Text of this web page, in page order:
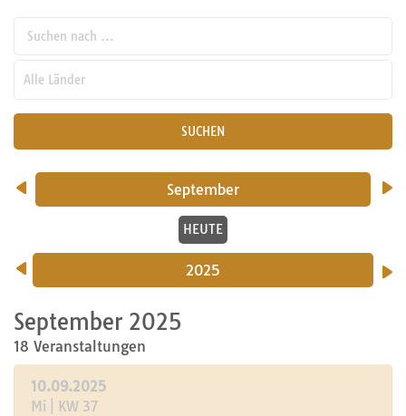
SUCHEN
September
HEUTE
2025
September 2025
18 Veranstaltungen
10.09.2025
Mi | KW 37